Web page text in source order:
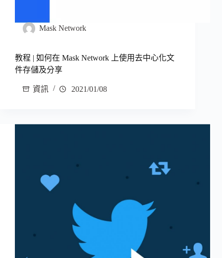
Mask Network
教程 | 如何在 Mask Network 上使用去中心化文
件存儲及分享
資訊 2021/01/08